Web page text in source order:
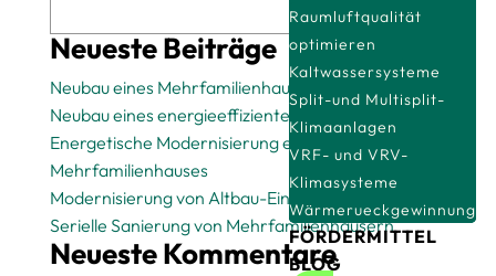
Raumluftqualität
optimieren
Kaltwassersysteme
Split-und Multisplit-
Klimaanlagen
VRF- und VRV-
Klimasysteme
Wärmerueckgewinnung
FÖRDERMITTEL
BLOG
Suchen
Neueste Beiträge
Neubau eines Mehrfamilienhauses
Neubau eines energieeffizienten Einfamilienhauses
Energetische Modernisierung eines
Mehrfamilienhauses
Modernisierung von Altbau-Einfamilienhäusern
Serielle Sanierung von Mehrfamilienhäusern
Neueste Kommentare